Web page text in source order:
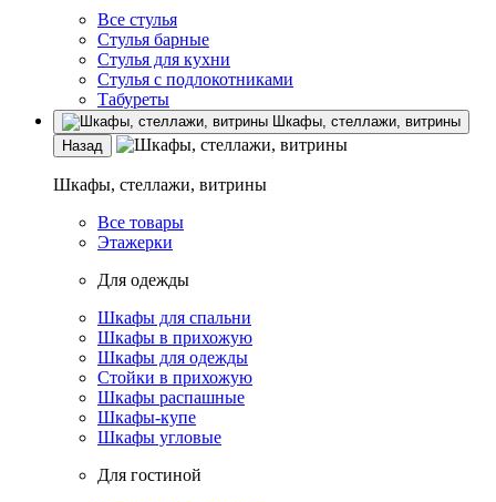
Все стулья
Стулья барные
Стулья для кухни
Стулья с подлокотниками
Табуреты
Шкафы, стеллажи, витрины
Назад
Шкафы, стеллажи, витрины
Все товары
Этажерки
Для одежды
Шкафы для спальни
Шкафы в прихожую
Шкафы для одежды
Стойки в прихожую
Шкафы распашные
Шкафы-купе
Шкафы угловые
Для гостиной